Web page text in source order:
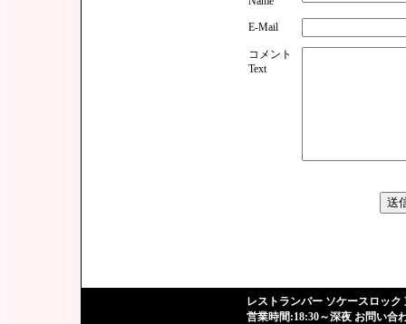
E-Mail
コメント
Text
レストランバー ソケースロック
営業時間:18:30～深夜 お問い合